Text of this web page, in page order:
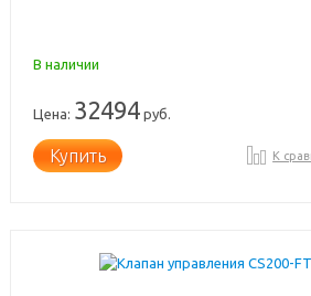
В наличии
Цена: 32494руб.
Купить К